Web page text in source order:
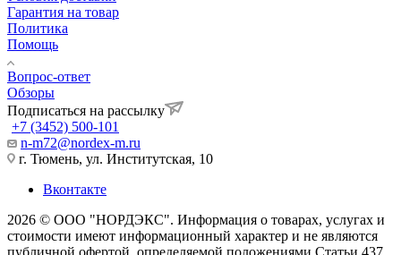
Гарантия на товар
Политика
Помощь
Вопрос-ответ
Обзоры
Подписаться на рассылку
+7 (3452) 500-101
n-m72@nordex-m.ru
г. Тюмень, ул. Институтская, 10
Вконтакте
2026 © ООО "НОРДЭКС". Информация о товарах, услугах и
стоимости имеют информационный характер и не являются
публичной офертой, определяемой положениями Статьи 437